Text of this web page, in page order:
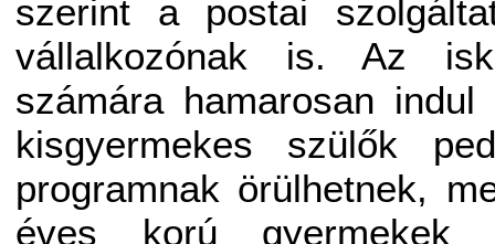
szerint a postai
vállalkozónak is. Az
számára hamarosan
kisgyermekes szülők
programnak örülhetnek,
éves korú gyermekek